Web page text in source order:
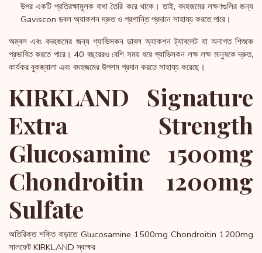
উপর একটি প্রতিরক্ষামূলক বাধা তৈরি করে থাকে। তাই, বদহজমের লক্ষণগুলির জন্য
Gaviscon ডবল অ্যাকশন দ্রুত ও প্রশান্তি প্রদানে সাহায্য করতে পারে।
অম্বল এবং বদহজমের জন্য গ্যাভিসকন ডাবল অ্যাকশন ট্যাবলেট যা অনাগত শিশুকে
প্রভাবিত করতে পারে। 40 বছরেরও বেশি সময় ধরে গ্যাভিসকন লক্ষ লক্ষ মানুষকে দ্রুত,
কার্যকর বুকজ্বালা এবং বদহজমের উপশম প্রদান করতে সাহায্য করেছে।
KIRKLAND Signature
Extra Strength
Glucosamine 1500mg
Chondroitin 1200mg
Sulfate
অতিরিক্ত শক্তি বাড়াতে Glucosamine 1500mg Chondroitin 1200mg
সালফেট KIRKLAND স্বাক্ষর